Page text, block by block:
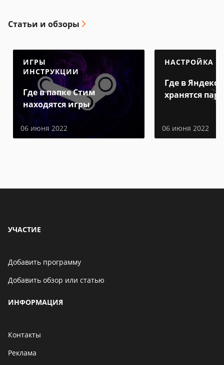
Статьи и обзоры
ИГРЫ
ИНСТРУКЦИИ
Где в папке Стим
находятся игры
06 июня 2022
НАСТРОЙКА
Где в Яндекс
хранятся
06 июня 2022
УЧАСТИЕ
Добавить программу
Добавить обзор или статью
ИНФОРМАЦИЯ
Контакты
Реклама